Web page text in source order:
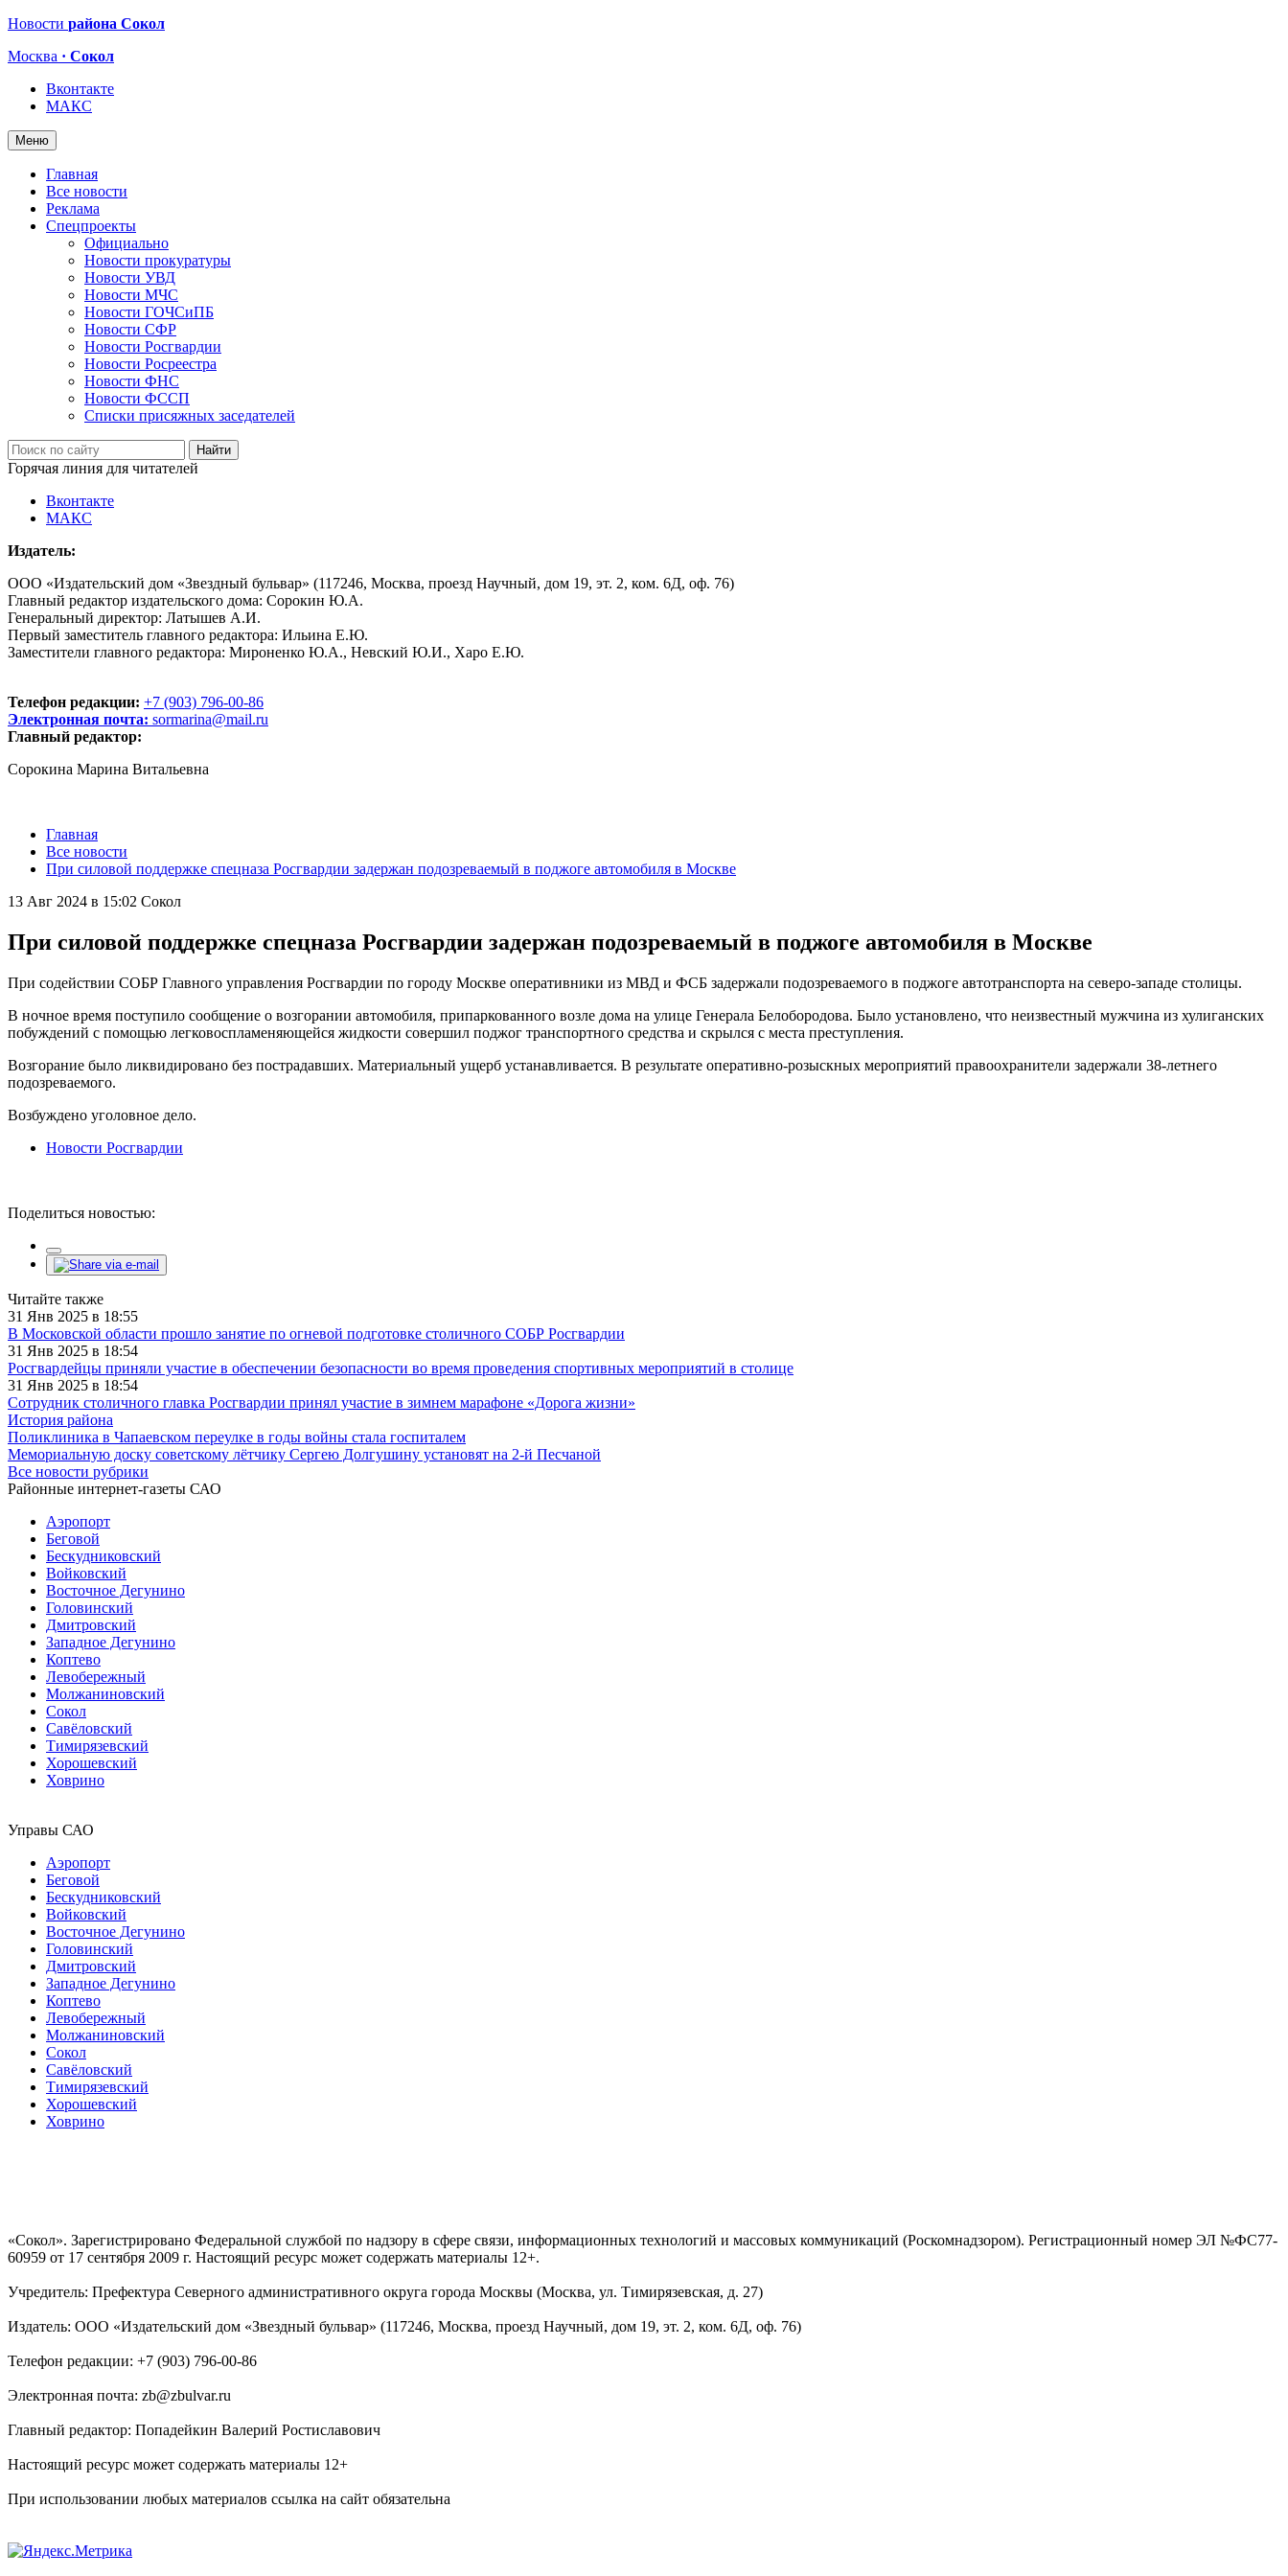
Новости района Сокол
Москва · Сокол
Вконтакте
МАКС
Меню
Главная
Все новости
Реклама
Спецпроекты
Официально
Новости прокуратуры
Новости УВД
Новости МЧС
Новости ГОЧСиПБ
Новости СФР
Новости Росгвардии
Новости Росреестра
Новости ФНС
Новости ФССП
Списки присяжных заседателей
Горячая линия для читателей
Вконтакте
МАКС
Издатель:
ООО «Издательский дом «Звездный бульвар» (117246, Москва, проезд Научный, дом 19, эт. 2, ком. 6Д, оф. 76)
Главный редактор издательского дома: Сорокин Ю.А.
Генеральный директор: Латышев А.И.
Первый заместитель главного редактора: Ильина Е.Ю.
Заместители главного редактора: Мироненко Ю.А., Невский Ю.И., Харо Е.Ю.
Телефон редакции: +7 (903) 796-00-86
Электронная почта: sormarina@mail.ru
Главный редактор:
Сорокина Марина Витальевна
Главная
Все новости
При силовой поддержке спецназа Росгвардии задержан подозреваемый в поджоге автомобиля в Москве
13 Авг 2024 в 15:02 Сокол
При силовой поддержке спецназа Росгвардии задержан подозреваемый в поджоге автомобиля в Москве
При содействии СОБР Главного управления Росгвардии по городу Москве оперативники из МВД и ФСБ задержали подозреваемого в поджоге автотранспорта на северо-западе столицы.
В ночное время поступило сообщение о возгорании автомобиля, припаркованного возле дома на улице Генерала Белобородова. Было установлено, что неизвестный мужчина из хулиганских
побуждений с помощью легковоспламеняющейся жидкости совершил поджог транспортного средства и скрылся с места преступления.
Возгорание было ликвидировано без пострадавших. Материальный ущерб устанавливается. В результате оперативно-розыскных мероприятий правоохранители задержали 38-летнего
подозреваемого.
Возбуждено уголовное дело.
Новости Росгвардии
Поделиться новостью:
Читайте также
31 Янв 2025 в 18:55
В Московской области прошло занятие по огневой подготовке столичного СОБР Росгвардии
31 Янв 2025 в 18:54
Росгвардейцы приняли участие в обеспечении безопасности во время проведения спортивных мероприятий в столице
31 Янв 2025 в 18:54
Сотрудник столичного главка Росгвардии принял участие в зимнем марафоне «Дорога жизни»
История района
Поликлиника в Чапаевском переулке в годы войны стала госпиталем
Мемориальную доску советскому лётчику Сергею Долгушину установят на 2-й Песчаной
Все новости рубрики
Районные интернет-газеты САО
Аэропорт
Беговой
Бескудниковский
Войковский
Восточное Дегунино
Головинский
Дмитровский
Западное Дегунино
Коптево
Левобережный
Молжаниновский
Сокол
Савёловский
Тимирязевский
Хорошевский
Ховрино
Управы САО
Аэропорт
Беговой
Бескудниковский
Войковский
Восточное Дегунино
Головинский
Дмитровский
Западное Дегунино
Коптево
Левобережный
Молжаниновский
Сокол
Савёловский
Тимирязевский
Хорошевский
Ховрино
«Сокол». Зарегистрировано Федеральной службой по надзору в сфере связи, информационных технологий и массовых коммуникаций (Роскомнадзором). Регистрационный номер ЭЛ №ФС77-
60959 от 17 сентября 2009 г. Настоящий ресурс может содержать материалы 12+.
Учредитель: Префектура Северного административного округа города Москвы (Москва, ул. Тимирязевская, д. 27)
Издатель: ООО «Издательский дом «Звездный бульвар» (117246, Москва, проезд Научный, дом 19, эт. 2, ком. 6Д, оф. 76)
Телефон редакции: +7 (903) 796-00-86
Электронная почта: zb@zbulvar.ru
Главный редактор: Попадейкин Валерий Ростиславович
Настоящий ресурс может содержать материалы 12+
При использовании любых материалов ссылка на сайт обязательна